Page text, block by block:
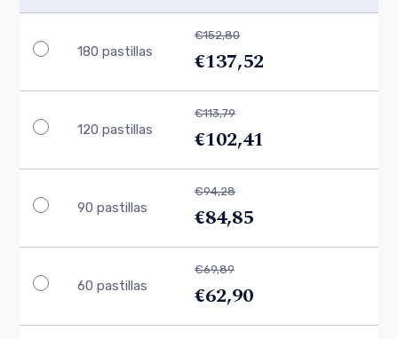
180 pastillas
€152,80
€137,52
120 pastillas
€113,79
€102,41
90 pastillas
€94,28
€84,85
60 pastillas
€69,89
€62,90